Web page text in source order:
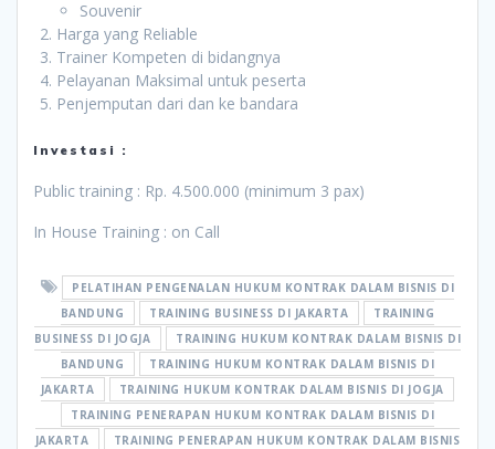
Souvenir
Harga yang Reliable
Trainer Kompeten di bidangnya
Pelayanan Maksimal untuk peserta
Penjemputan dari dan ke bandara
Investasi :
Public training : Rp. 4.500.000 (minimum 3 pax)
In House Training : on Call
PELATIHAN PENGENALAN HUKUM KONTRAK DALAM BISNIS DI
BANDUNG
TRAINING BUSINESS DI JAKARTA
TRAINING
BUSINESS DI JOGJA
TRAINING HUKUM KONTRAK DALAM BISNIS DI
BANDUNG
TRAINING HUKUM KONTRAK DALAM BISNIS DI
JAKARTA
TRAINING HUKUM KONTRAK DALAM BISNIS DI JOGJA
TRAINING PENERAPAN HUKUM KONTRAK DALAM BISNIS DI
JAKARTA
TRAINING PENERAPAN HUKUM KONTRAK DALAM BISNIS